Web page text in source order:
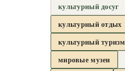
культурный досуг
культурный отдых
культурный туризм
мировые музеи